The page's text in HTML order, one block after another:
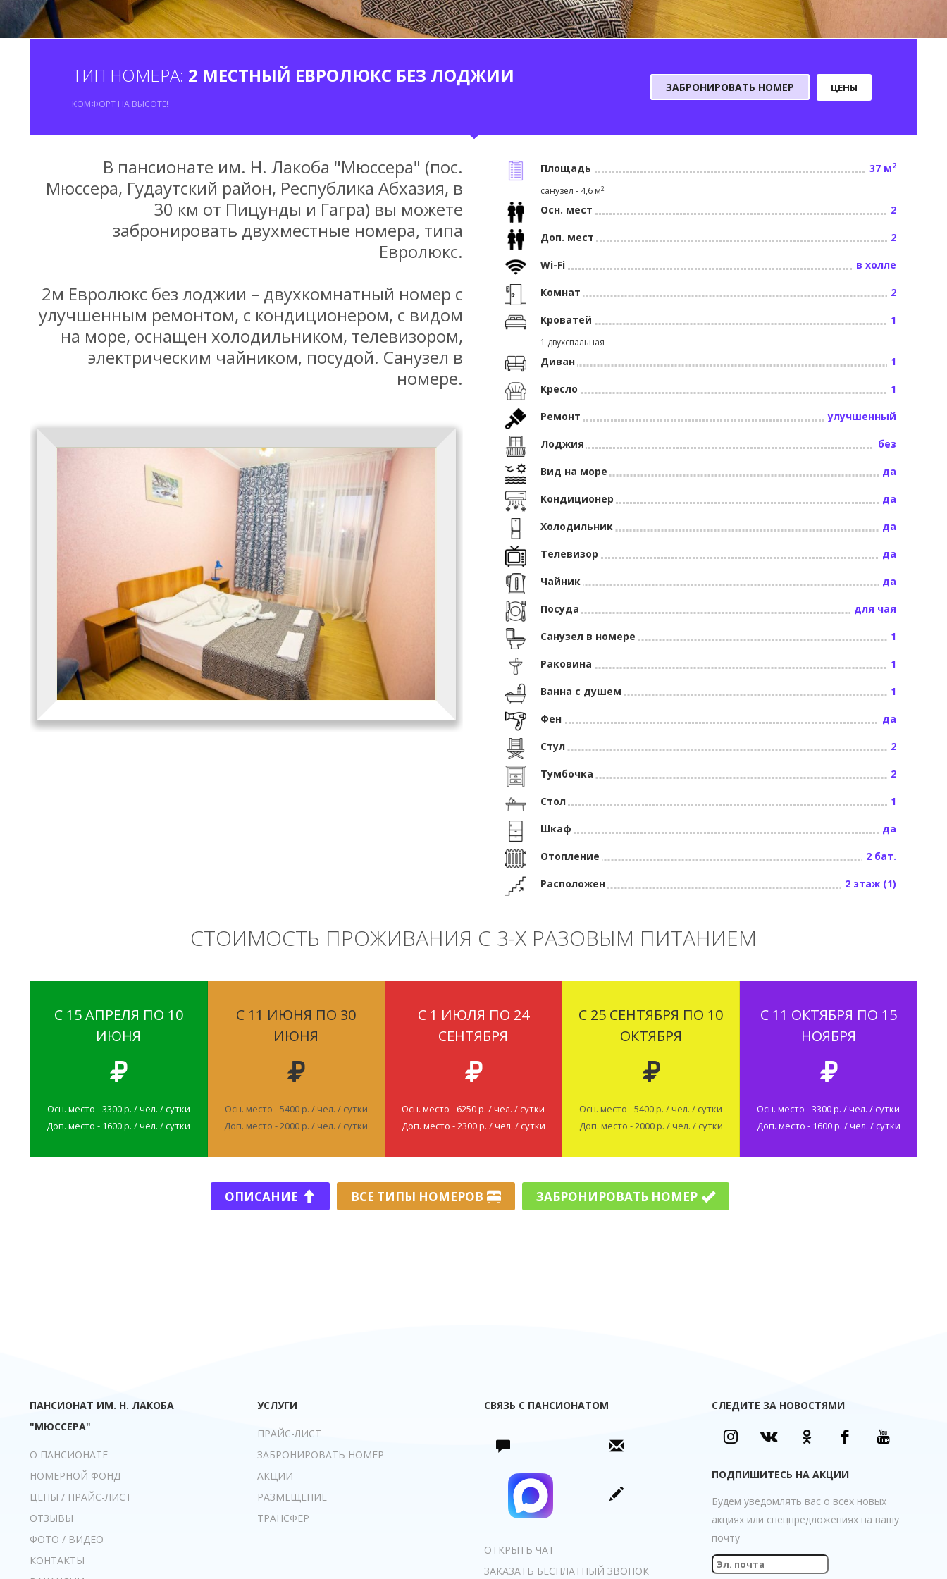
1 2 3 4 5
ТИП НОМЕРА: 2 МЕСТНЫЙ ЕВРОЛЮКС БЕЗ ЛОДЖИИ
КОМФОРТ НА ВЫСОТЕ!
ЗАБРОНИРОВАТЬ НОМЕР ЦЕНЫ
В пансионате им. Н. Лакоба "Мюссера" (пос.
Мюссера, Гудаутский район, Республика Абхазия, в
30 км от Пицунды и Гагра) вы можете
забронировать двухместные номера, типа
Евролюкс.
2м Евролюкс без лоджии – двухкомнатный номер с
улучшенным ремонтом, с кондиционером, с видом
на море, оснащен холодильником, телевизором,
электрическим чайником, посудой. Санузел в
номере.
Площадь 37 м2
санузел - 4,6 м2
Осн. мест 2
Доп. мест 2
Wi-Fi в холле
Комнат 2
Кроватей 1
1 двухспальная
Диван 1
Кресло 1
Ремонт улучшенный
Лоджия без
Вид на море да
Кондиционер да
Холодильник да
Телевизор да
Чайник да
Посуда для чая
Санузел в номере 1
Раковина 1
Ванна с душем 1
Фен да
Стул 2
Тумбочка 2
Стол 1
Шкаф да
Отопление 2 бат.
Расположен 2 этаж (1)
СТОИМОСТЬ ПРОЖИВАНИЯ С 3-Х РАЗОВЫМ ПИТАНИЕМ
С 15 АПРЕЛЯ ПО 10
ИЮНЯ
Осн. место - 3300 р. / чел. / сутки
Доп. место - 1600 р. / чел. / сутки
С 11 ИЮНЯ ПО 30
ИЮНЯ
Осн. место - 5400 р. / чел. / сутки
Доп. место - 2000 р. / чел. / сутки
С 1 ИЮЛЯ ПО 24
СЕНТЯБРЯ
Осн. место - 6250 р. / чел. / сутки
Доп. место - 2300 р. / чел. / сутки
С 25 СЕНТЯБРЯ ПО 10
ОКТЯБРЯ
Осн. место - 5400 р. / чел. / сутки
Доп. место - 2000 р. / чел. / сутки
С 11 ОКТЯБРЯ ПО 15
НОЯБРЯ
Осн. место - 3300 р. / чел. / сутки
Доп. место - 1600 р. / чел. / сутки
ОПИСАНИЕ ВСЕ ТИПЫ НОМЕРОВ ЗАБРОНИРОВАТЬ НОМЕР
ПАНСИОНАТ ИМ. Н. ЛАКОБА
"МЮССЕРА"
О ПАНСИОНАТЕ
НОМЕРНОЙ ФОНД
ЦЕНЫ / ПРАЙС-ЛИСТ
ОТЗЫВЫ
ФОТО / ВИДЕО
КОНТАКТЫ
УСЛУГИ
ПРАЙС-ЛИСТ
ЗАБРОНИРОВАТЬ НОМЕР
АКЦИИ
РАЗМЕЩЕНИЕ
ТРАНСФЕР
СВЯЗЬ С ПАНСИОНАТОМ
ОТКРЫТЬ ЧАТ
ЗАКАЗАТЬ БЕСПЛАТНЫЙ ЗВОНОК
СЛЕДИТЕ ЗА НОВОСТЯМИ
ПОДПИШИТЕСЬ НА АКЦИИ
Будем уведомлять вас о всех новых
акциях или спецпредложениях на вашу
почту